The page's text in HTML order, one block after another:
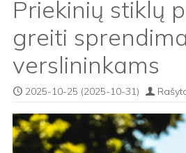
Priekinių stiklų
greiti
verslininkams
2025-10-25 (2025-10-31)